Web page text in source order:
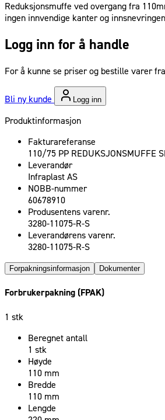
Reduksjonsmuffe ved overgang fra
ingen innvendige kanter og
Logg inn for å handle
For å kunne se priser og bestille varer
Bli ny kunde Logg inn
Produktinformasjon
Fakturareferanse
110/75 PP REDUKSJONSMUFFE
Leverandør
Infraplast AS
NOBB-nummer
60678910
Produsentens varenr.
3280-11075-R-S
Leverandørens varenr.
3280-11075-R-S
Forpakningsinformasjon Dokumenter
Forbrukerpakning (FPAK)
1 stk
Beregnet antall
1 stk
Høyde
110 mm
Bredde
110 mm
Lengde